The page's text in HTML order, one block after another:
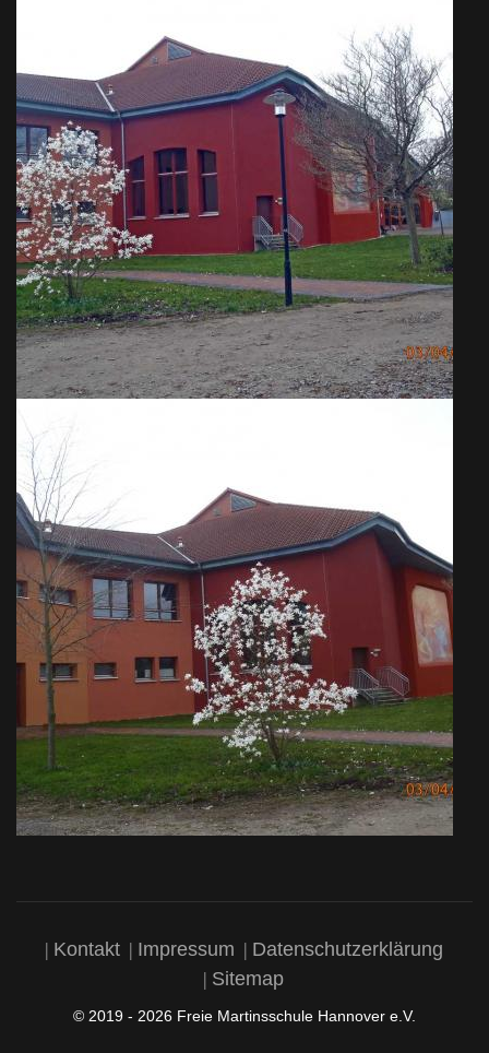
Kontakt Impressum
Datenschutzerklärung
Sitemap
© 2019 - 2026 Freie Martinsschule Hannover e.V.